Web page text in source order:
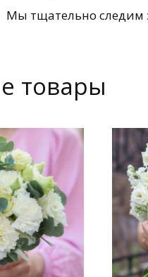
Мы тщательно следим
товары